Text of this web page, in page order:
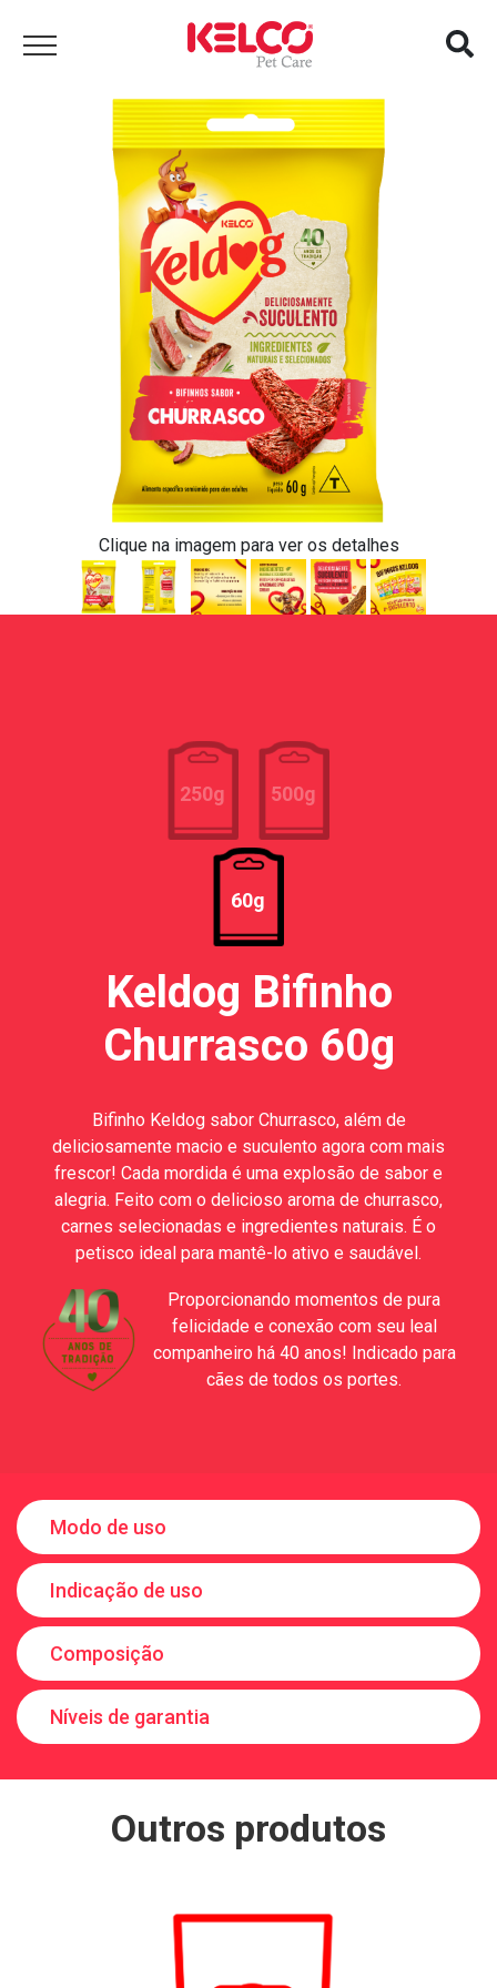
Clique na imagem para ver os detalhes
250g 500g
60g
Keldog Bifinho
Churrasco 60g
Bifinho Keldog sabor Churrasco, além de
deliciosamente macio e suculento agora com mais
frescor! Cada mordida é uma explosão de sabor e
alegria. Feito com o delicioso aroma de churrasco,
carnes selecionadas e ingredientes naturais. É o
petisco ideal para mantê-lo ativo e saudável.
Proporcionando momentos de pura
felicidade e conexão com seu leal
companheiro há 40 anos! Indicado para
cães de todos os portes.
Modo de uso
Indicação de uso
Composição
Níveis de garantia
Outros produtos